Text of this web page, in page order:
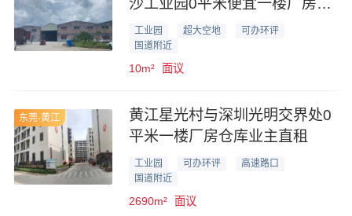
沙工业园0平米便宜一楼厂房业
主直租
工业园 超大空地
可办环评
国道附近
10m² 面议
东莞-黄江
黄江星光村与深圳光明交界处0
平米一楼厂房仓库业主直租
工业园 可办环评
高速路口
国道附近
2690m² 面议